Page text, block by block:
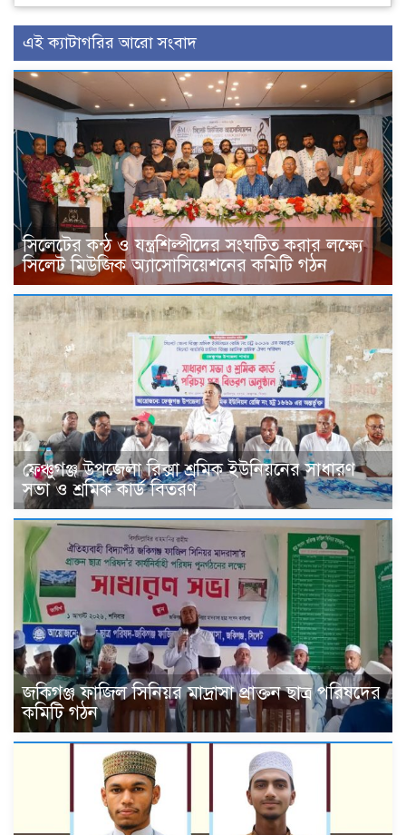
এই ক্যাটাগরির আরো সংবাদ
সিলেটের কন্ঠ ও যন্ত্রশিল্পীদের সংঘটিত করার লক্ষ্যে
সিলেট মিউজিক অ্যাসোসিয়েশনের কমিটি গঠন
ফেঞ্চুগঞ্জ উপজেলা রিক্সা শ্রমিক ইউনিয়নের সাধারণ
সভা ও শ্রমিক কার্ড বিতরণ
জকিগঞ্জ ফাজিল সিনিয়র মাদ্রাসা প্রাক্তন ছাত্র পরিষদের
কমিটি গঠন